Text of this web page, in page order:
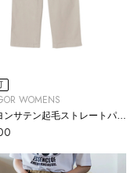
WOMENS
綿レーヨンサテン起毛ストレートパンツ